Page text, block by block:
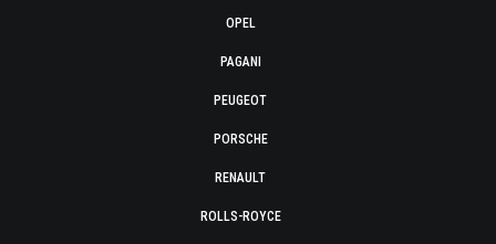
OPEL
PAGANI
PEUGEOT
PORSCHE
RENAULT
ROLLS-ROYCE